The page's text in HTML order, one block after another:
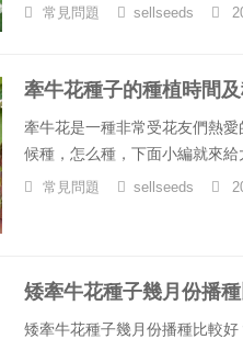
常見問題 sellseeds
牽牛花種子的種植時間
牽牛花是一種非常受花友們熱
候種，怎么種，下面小編就來給
常見問題 sellseeds
矮牽牛花種子幾月份播種
矮牽牛花種子幾月份播種比較